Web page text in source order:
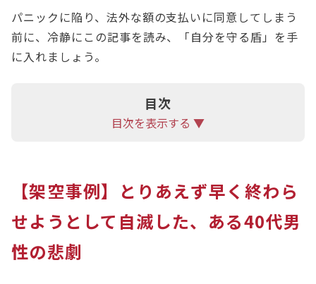
パニックに陥り、法外な額の支払いに同意してしまう
前に、冷静にこの記事を読み、「自分を守る盾」を手
に入れましょう。
目次
目次を表示する ▼
【架空事例】とりあえず早く終わら
せようとして自滅した、ある40代男
性の悲劇